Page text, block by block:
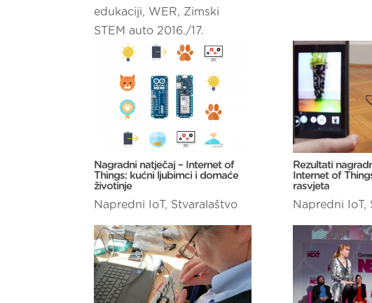
edukaciji, WER, Zimski
STEM auto 2016./17.
Nagradni natječaj – Internet of
Things: kućni ljubimci i domaće
životinje
Napredni IoT, Stvaralaštvo
Rezultati
Internet of
rasvjeta
Napredni IoT,